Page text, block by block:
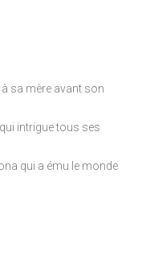
sa mère avant son
intrigue tous ses
qui a ému le monde